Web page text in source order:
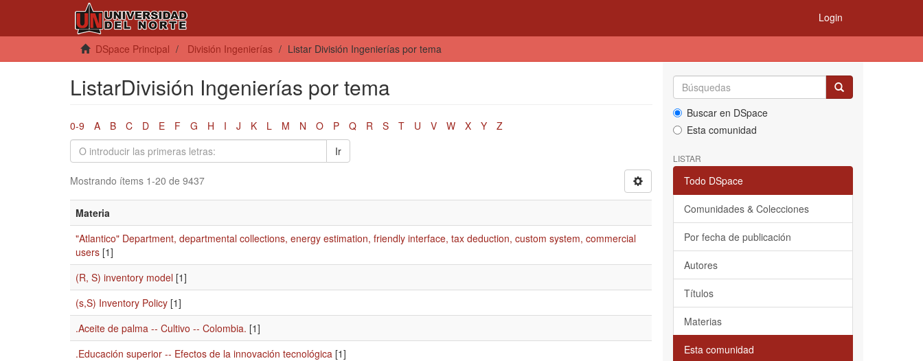
Login
DSpace Principal División Ingenierías Listar División Ingenierías por tema
ListarDivisión Ingenierías por tema
0-9 A B C D E F G H I J K L M N O P Q R S T U V W X Y
Z
Ir
Mostrando ítems 1-20 de 9437
Materia
"Atlantico" Department, departmental collections, energy estimation, friendly interface, tax deduction, custom system, commercial
users [1]
(R, S) inventory model [1]
(s,S) Inventory Policy [1]
.Aceite de palma -- Cultivo -- Colombia. [1]
.Educación superior -- Efectos de la innovación tecnológica [1]
Buscar en DSpace
Esta comunidad
LISTAR
Todo DSpace
Comunidades & Colecciones
Por fecha de publicación
Autores
Títulos
Materias
Esta comunidad